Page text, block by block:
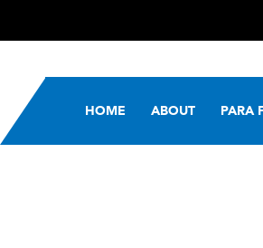
HOME ABOUT PARA